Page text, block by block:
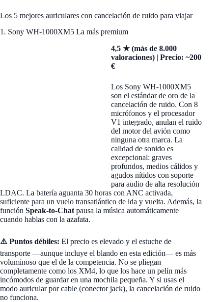
Los 5 mejores auriculares con cancelación de ruido para viajar
1. Sony WH-1000XM5 La más premium
4,5 ★ (más de 8.000
valoraciones) |Precio: ~200
€
Los Sony WH-1000XM5
son el estándar de oro de la
cancelación de ruido. Con 8
micrófonos y el procesador
V1 integrado, anulan el ruido
del motor del avión como
ninguna otra marca. La
calidad de sonido es
excepcional: graves
profundos, medios cálidos y
agudos nítidos con soporte
para audio de alta resolución
LDAC. La batería aguanta 30 horas con ANC activada,
suficiente para un vuelo transatlántico de ida y vuelta. Además, la
función Speak-to-Chat pausa la música automáticamente
cuando hablas con la azafata.
⚠️ Puntos débiles: El precio es elevado y el estuche de
transporte —aunque incluye el blando en esta edición— es más
voluminoso que el de la competencia. No se pliegan
completamente como los XM4, lo que los hace un pelín más
incómodos de guardar en una mochila pequeña. Y si usas el
modo auricular por cable (conector jack), la cancelación de ruido
no funciona.